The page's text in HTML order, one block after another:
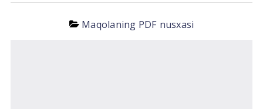
Maqolaning PDF nusxasi